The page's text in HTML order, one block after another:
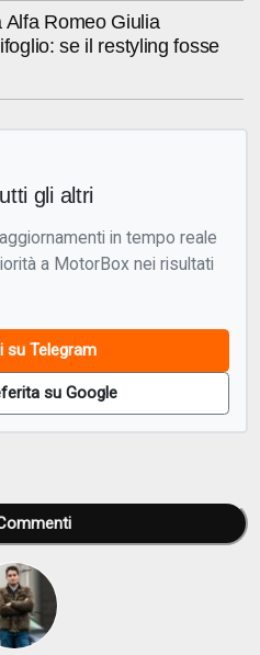
Alfa Romeo Giulia
se il restyling fosse
gli altri
in tempo reale
a MotorBox nei risultati
su Telegram
su Google